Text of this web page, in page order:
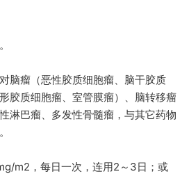
脑瘤（恶性胶质细胞瘤、脑干胶质
胶质细胞瘤、室管膜瘤）、脑转移瘤
淋巴瘤、多发性骨髓瘤，与其它药物
m2，每日一次，连用2～3日；或